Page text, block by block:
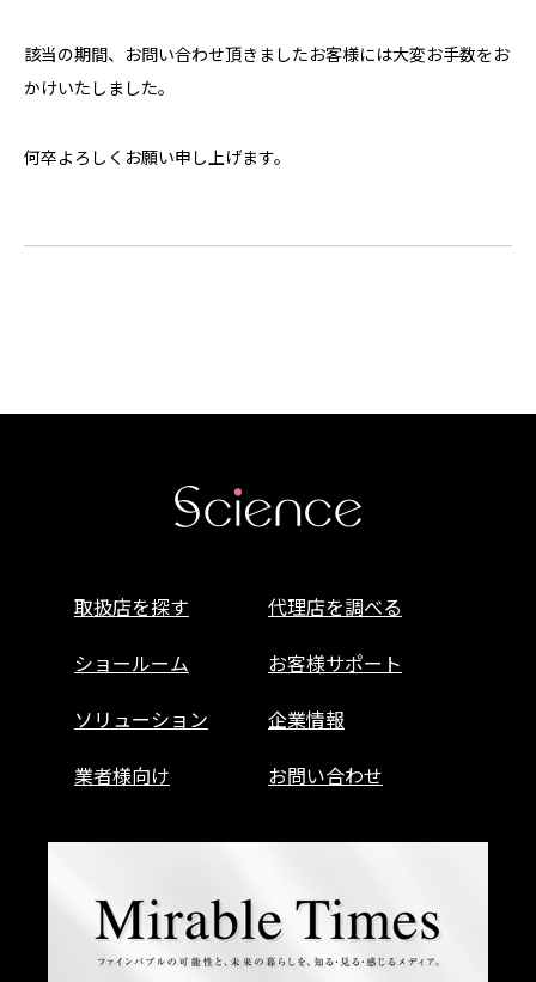
該当の期間、お問い合わせ頂きましたお客様には大変お手数をお
かけいたしました。
何卒よろしくお願い申し上げます。
取扱店を探す
代理店を調べる
ショールーム
お客様サポート
ソリューション
企業情報
業者様向け
お問い合わせ